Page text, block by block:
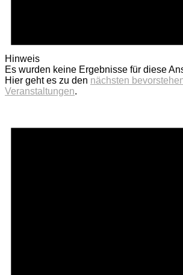
Hinweis
Es wurden keine Ergebnisse für diese
Hier geht es zu den nächsten
Veranstaltungen.